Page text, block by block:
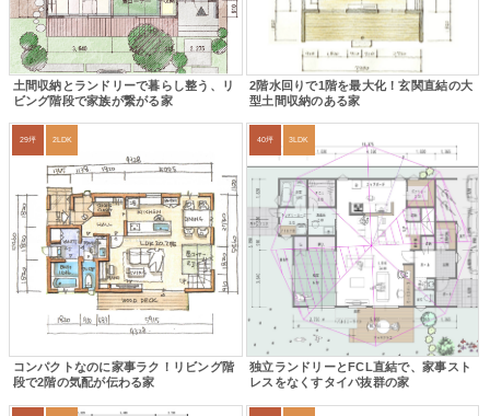
土間収納とランドリーで暮らし整う、リ
ビング階段で家族が繋がる家
2階水回りで1階を最大化！玄関直結の大
型土間収納のある家
29坪 2LDK
コンパクトなのに家事ラク！リビング階
段で2階の気配が伝わる家
40坪 3LDK
独立ランドリーとFCL直結で、家事スト
レスをなくすタイパ抜群の家